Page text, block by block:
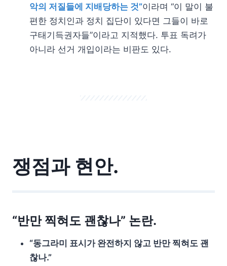
악의 저질들에 지배당하는 것”이라며 “이 말이 불
편한 정치인과 정치 집단이 있다면 그들이 바로
구태기득권자들”이라고 지적했다. 투표 독려가
아니라 선거 개입이라는 비판도 있다.
쟁점과 현안.
“반만 찍혀도 괜찮나” 논란.
“동그라미 표시가 완전하지 않고 반만 찍혀도 괜
찮나.”